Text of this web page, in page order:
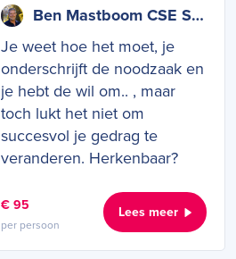
Ben Mastboom CSE SCPS
Je weet hoe het moet, je
onderschrijft de noodzaak en
je hebt de wil om.. , maar
toch lukt het niet om
succesvol je gedrag te
veranderen. Herkenbaar?
€ 95
per persoon
Lees meer